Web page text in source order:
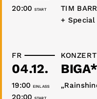
START
20:00
TIM
+ Special
FR
04.12.
EINLASS
19:00
20:00
KONZERT